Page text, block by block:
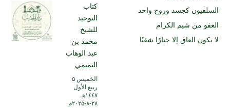
السلفيون كجسد وروح واحد
العفو من شيم الكرام
لا يكون العاق إلا جبارًا شقيًا
كتاب
التوحيد
للشيخ
محمد بن
عبد الوهاب
التميمي
الخميس ۵
ربيع الأول
۱٤٤۷هـ
۲۸-۸-۲۰۲۵م